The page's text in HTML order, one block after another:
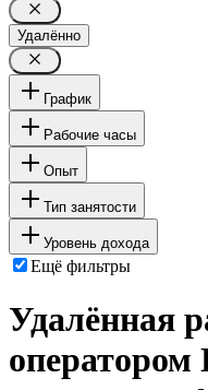
Удалённо
График
Рабочие часы
Опыт
Тип занятости
Уровень дохода
Ещё фильтры
Удалённая